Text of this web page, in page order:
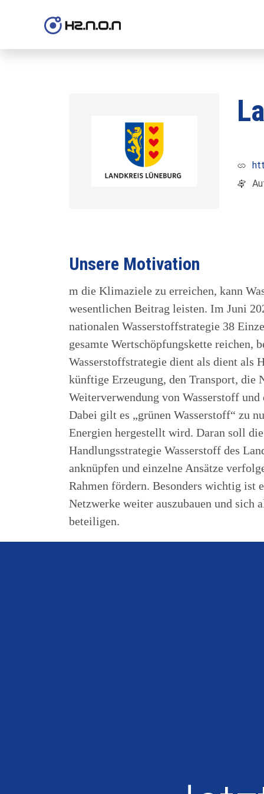
Unsere Motivation
m die Klimaziele zu erreichen, kann
wesentlichen Beitrag leisten. Im Juni
nationalen Wasserstoffstrategie 38
gesamte Wertschöpfungskette reichen,
Wasserstoffstrategie dient als dient als
künftige Erzeugung, den Transport, die
Weiterverwendung von Wasserstoff und
Dabei gilt es „grünen Wasserstoff“ zu
Energien hergestellt wird. Daran soll
Handlungsstrategie Wasserstoff des
anknüpfen und einzelne Ansätze
Rahmen fördern. Besonders wichtig ist
Netzwerke weiter auszubauen und sich
beteiligen.